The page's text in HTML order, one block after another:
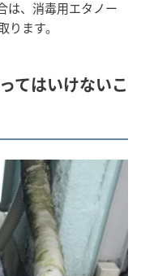
、消毒用エタノー
ます。
てはいけないこ